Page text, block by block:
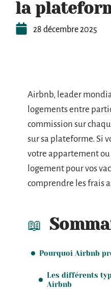
la
28 décembre 2025
Airbnb, leader
logements entre
commission sur
sur sa plateforme. Si
votre appartement ou
logement pour vos
comprendre les frais
Pourquoi Airbnb
Les différents
Airbnb